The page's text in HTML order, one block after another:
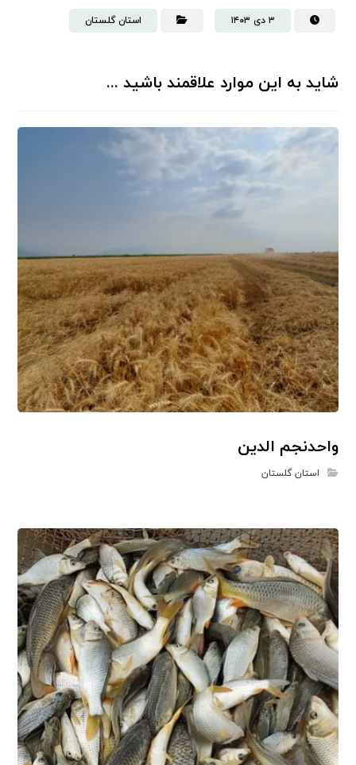
۳ دی ۱۴۰۳ استان گلستان
شاید به این موارد علاقمند باشید ...
واحدنجم الدین
استان گلستان